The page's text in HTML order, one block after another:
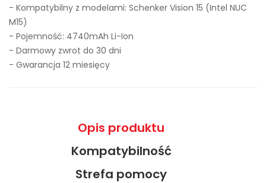
- Kompatybilny z modelami: Schenker Vision 15 (Intel NUC
M15)
- Pojemność: 4740mAh Li-Ion
- Darmowy zwrot do 30 dni
- Gwarancja 12 miesięcy
Opis produktu
Kompatybilność
Strefa pomocy